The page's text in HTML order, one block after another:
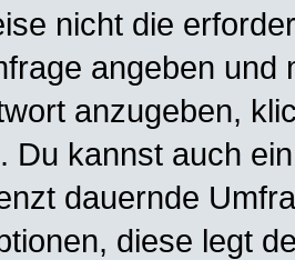
nicht die
angeben und
anzugeben,
Du kannst auch
dauernde
diese legt